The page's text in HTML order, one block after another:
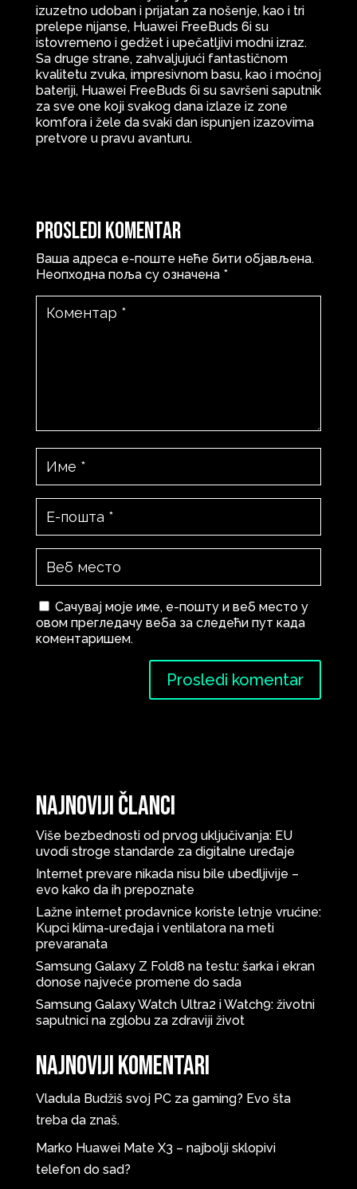
izuzetno udoban i prijatan za nošenje, kao i tri
prelepe nijanse, Huawei FreeBuds 6i su
istovremeno i gedžet i upečatljivi modni izraz.
Sa druge strane, zahvaljujući fantastičnom
kvalitetu zvuka, impresivnom basu, kao i moćnoj
bateriji, Huawei FreeBuds 6i su savršeni saputnik
za sve one koji svakog dana izlaze iz zone
komfora i žele da svaki dan ispunjen izazovima
pretvore u pravu avanturu.
Prosledi komentar
Ваша адреса е-поште неће бити објављена.
Неопходна поља су означена *
Сачувај моје име, е-пошту и веб место у
овом прегледачу веба за следећи пут када
коментаришем.
Najnoviji članci
Više bezbednosti od prvog uključivanja: EU
uvodi stroge standarde za digitalne uređaje
Internet prevare nikada nisu bile ubedljivije –
evo kako da ih prepoznate
Lažne internet prodavnice koriste letnje vrućine:
Kupci klima-uređaja i ventilatora na meti
prevaranata
Samsung Galaxy Z Fold8 na testu: šarka i ekran
donose najveće promene do sada
Samsung Galaxy Watch Ultra2 i Watch9: životni
saputnici na zglobu za zdraviji život
Najnoviji komentari
Vladula Budžiš svoj PC za gaming? Evo šta
treba da znaš.
Marko Huawei Mate X3 – najbolji sklopivi
telefon do sad?